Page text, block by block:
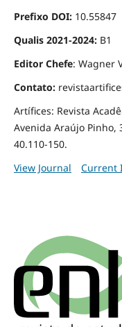
Prefixo DOI:10.55847
Qualis 2021-2024:B1
Editor Chefe: Wagner
Contato:
Artífices: Revista
Avenida Araújo Pinho,
40.110-150.
View Journal
Current